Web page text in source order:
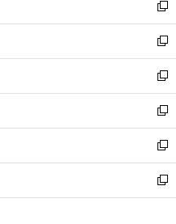
く
で
開
く
ド
ウ
で
開
く
ィ
ン
ド
ウ
で
開
く
い
ウ
ィ
ン
ド
ウ
で
開
く
新
し
い
ウ
ィ
ン
ド
ウ
で
開
く
新
し
い
ウ
ィ
ン
ド
ウ
で
開
新
し
い
ウ
ィ
ン
ド
ウ
新
し
い
ウ
ィ
ン
新
し
い
ウ
新
し